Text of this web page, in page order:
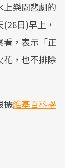
上樂園悲劇的
日)早上，
看，表示「正
花，也不排除
據維基百科舉